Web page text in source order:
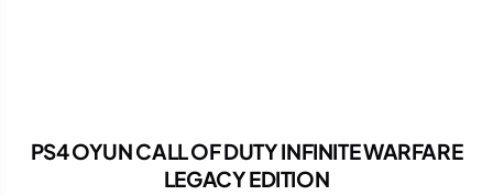
PS4 OYUN CALL OF DUTY INFINITE WARFARE
LEGACY EDITION